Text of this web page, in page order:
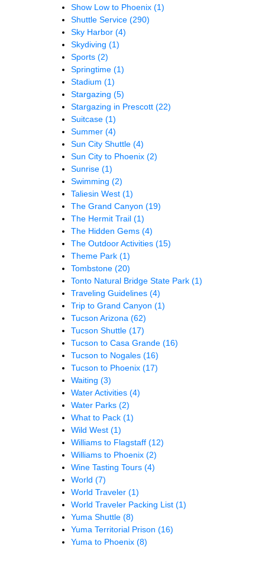
Show Low to Phoenix (1)
Shuttle Service (290)
Sky Harbor (4)
Skydiving (1)
Sports (2)
Springtime (1)
Stadium (1)
Stargazing (5)
Stargazing in Prescott (22)
Suitcase (1)
Summer (4)
Sun City Shuttle (4)
Sun City to Phoenix (2)
Sunrise (1)
Swimming (2)
Taliesin West (1)
The Grand Canyon (19)
The Hermit Trail (1)
The Hidden Gems (4)
The Outdoor Activities (15)
Theme Park (1)
Tombstone (20)
Tonto Natural Bridge State Park (1)
Traveling Guidelines (4)
Trip to Grand Canyon (1)
Tucson Arizona (62)
Tucson Shuttle (17)
Tucson to Casa Grande (16)
Tucson to Nogales (16)
Tucson to Phoenix (17)
Waiting (3)
Water Activities (4)
Water Parks (2)
What to Pack (1)
Wild West (1)
Williams to Flagstaff (12)
Williams to Phoenix (2)
Wine Tasting Tours (4)
World (7)
World Traveler (1)
World Traveler Packing List (1)
Yuma Shuttle (8)
Yuma Territorial Prison (16)
Yuma to Phoenix (8)